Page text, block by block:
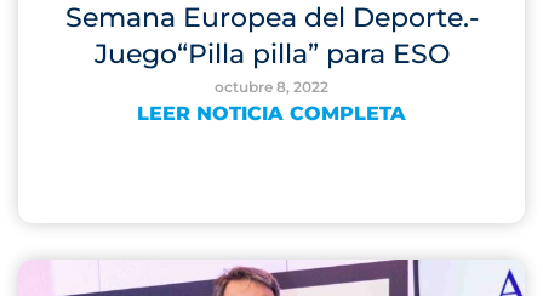
Semana Europea del Deporte.-
Juego“Pilla pilla” para ESO
octubre 8, 2022
LEER NOTICIA COMPLETA